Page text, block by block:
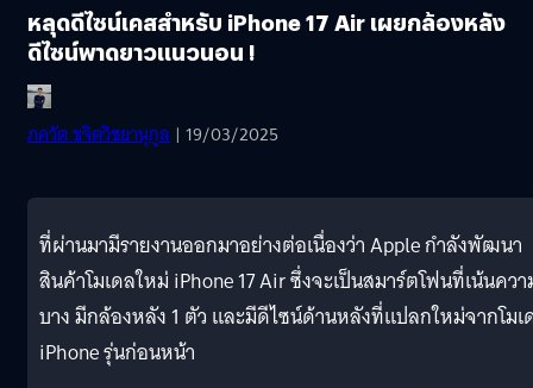
หลุดดีไซน์เคสสำหรับ iPhone 17 Air เผยกล้องหลัง
ดีไซน์พาดยาวแนวนอน !
ภควัต ขจิตวิชยานุกูล | 19/03/2025
ที่ผ่านมามีรายงานออกมาอย่างต่อเนื่องว่า Apple กำลังพัฒนา
สินค้าโมเดลใหม่ iPhone 17 Air ซึ่งจะเป็นสมาร์ตโฟนที่เน้นคว
บาง มีกล้องหลัง 1 ตัว และมีดีไซน์ด้านหลังที่แปลกใหม่จากโมเ
iPhone รุ่นก่อนหน้า